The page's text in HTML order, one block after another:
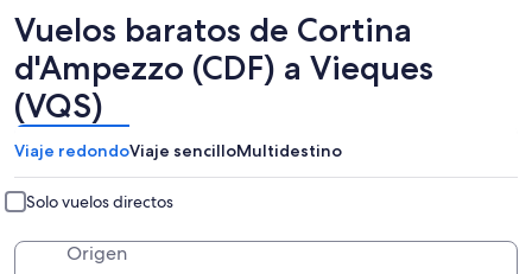
Vuelos baratos de Cortina
d'Ampezzo (CDF) a Vieques
(VQS)
Viaje redondoViaje sencilloMultidestino
Solo vuelos directos
Origen